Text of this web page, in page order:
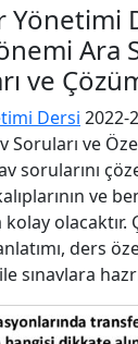
Yönetimi
Ara
ve
Dersi 2022-
Soruları ve
sorularını
ve
olacaktır.
ders
sınavlara